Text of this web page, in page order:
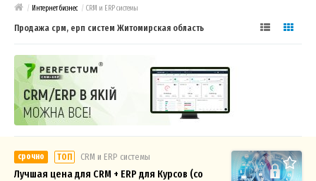
/ Интернет бизнес / СRM и ERP системы
Продажа срм, ерп систем Житомирская область
срочно ТОП СRM и ERP системы
Лучшая цена для CRM + ERP для Курсов (со